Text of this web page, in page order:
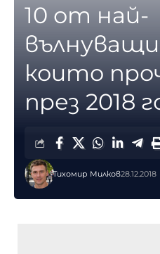
10 от най-
които
през 2018
Тихомир Милков28.12.2018